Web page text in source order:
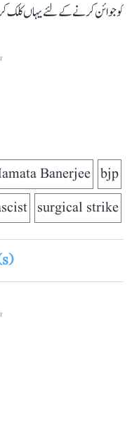
کو جوائن کرنے کے لئے یہاں کلک
bjp
Banerjee
surgical strike